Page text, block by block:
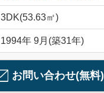
3DK(53.63㎡)
1994年 9月(築31年)
お問い合わせ(無料)